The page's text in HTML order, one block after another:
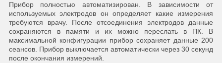
Прибор полностью автоматизирован. В зависимости от
используемых электродов он определяет какие измерения
требуются врачу. После отсоединения электродов данные
сохраняются в памяти и их можно переслать в ПК. В
максимальной конфигурации прибор сохраняет данные 200
сеансов. Прибор выключается автоматически через 30 секунд
после окончания измерений.